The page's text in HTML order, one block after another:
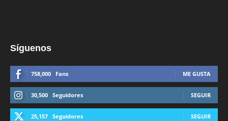
Síguenos
758,000 Fans ME GUSTA
30,500 Seguidores SEGUIR
25,157 Seguidores SEGUIR